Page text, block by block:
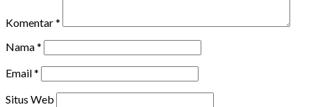
Komentar*
Nama*
Email*
Situs Web